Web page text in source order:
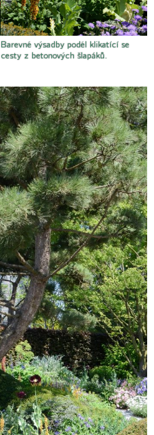
Barevné výsadby podél klikatící se
cesty z betonových šlapáků.